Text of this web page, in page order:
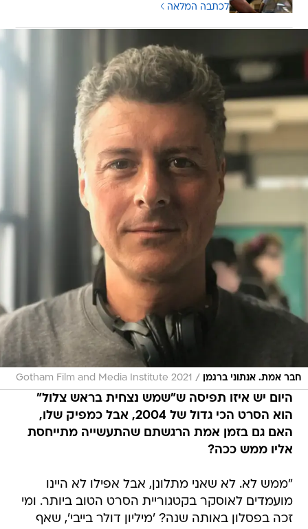
לכתבה המלאה
חבר אמת. אנתוני ברגמן /
2021 Gotham Film and Media Institute
היום יש איזו תפיסה ש"שמש נצחית בראש צלול"
הוא הסרט הכי גדול של 2004, אבל כמפיק שלו,
האם גם בזמן אמת הרגשתם שהתעשייה מתייחסת
אליו ממש ככה?
"ממש לא. לא שאני מתלונן, אבל אפילו לא היינו
מועמדים לאוסקר בקטגוריית הסרט הטוב ביותר. ומי
זכה בפסלון באותה שנה? 'מיליון דולר בייבי', שאף